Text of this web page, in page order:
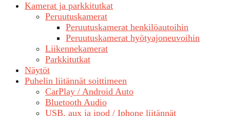
Kamerat ja parkkitutkat
Peruutuskamerat
Peruutuskamerat henkilöautoihin
Peruutuskamerat hyötyajoneuvoihin
Liikennekamerat
Parkkitutkat
Näytöt
Puhelin liitännät soittimeen
CarPlay / Android Auto
Bluetooth Audio
USB, aux ja ipod / Iphone liitännät